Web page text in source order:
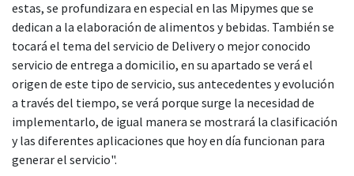
estas, se profundizara en especial en las Mipymes que se
dedican a la elaboración de alimentos y bebidas. También se
tocará el tema del servicio de Delivery o mejor conocido
servicio de entrega a domicilio, en su apartado se verá el
origen de este tipo de servicio, sus antecedentes y evolución
a través del tiempo, se verá porque surge la necesidad de
implementarlo, de igual manera se mostrará la clasificación
y las diferentes aplicaciones que hoy en día funcionan para
generar el servicio".